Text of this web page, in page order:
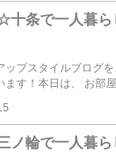
十条で一人暮
ップスタイルブログ
ます！本日は、 お部
ノ輪で一人暮